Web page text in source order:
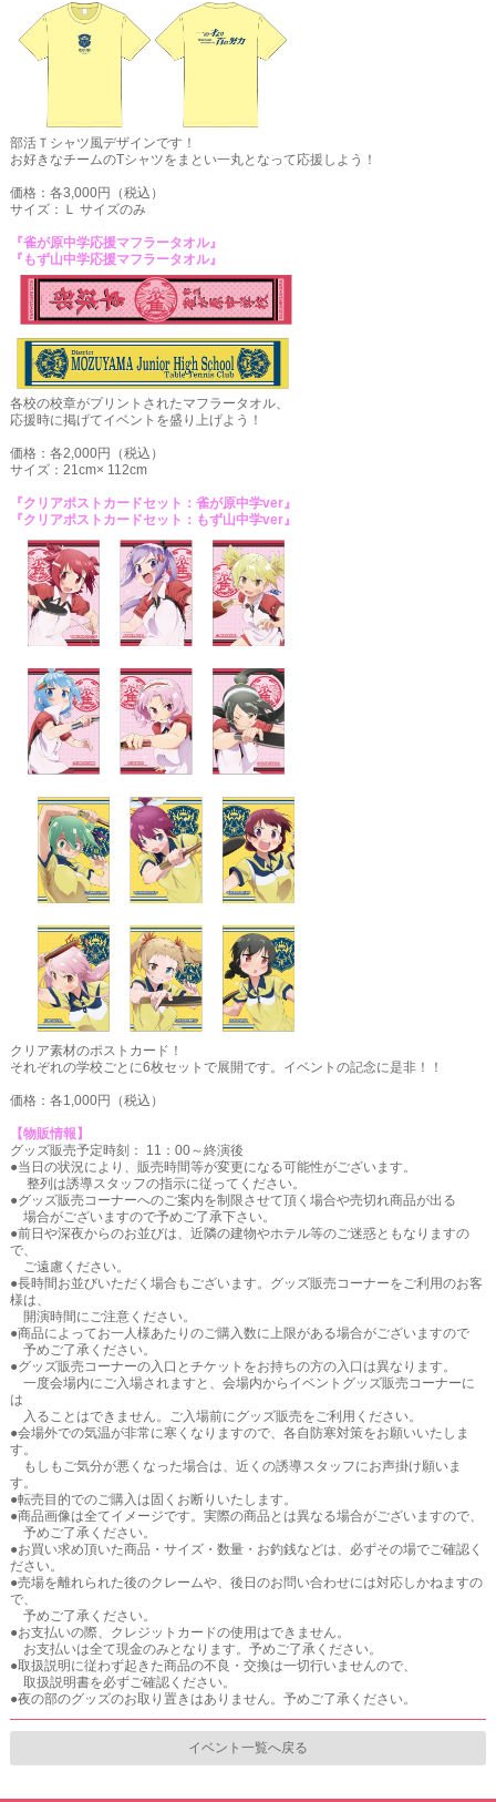
部活Ｔシャツ風デザインです！
お好きなチームのTシャツをまとい一丸となって応援しよう！
価格：各3,000円（税込）
サイズ：Ｌ サイズのみ
『雀が原中学応援マフラータオル』
『もず山中学応援マフラータオル』
各校の校章がプリントされたマフラータオル、
応援時に掲げてイベントを盛り上げよう！
価格：各2,000円（税込）
サイズ：21cm× 112cm
『クリアポストカードセット：雀が原中学ver』
『クリアポストカードセット：もず山中学ver』
クリア素材のポストカード！
それぞれの学校ごとに6枚セットで展開です。イベントの記念に是非！！
価格：各1,000円（税込）
【物販情報】
グッズ販売予定時刻： 11：00～終演後
●当日の状況により、販売時間等が変更になる可能性がございます。
整列は誘導スタッフの指示に従ってください。
●グッズ販売コーナーへのご案内を制限させて頂く場合や売切れ商品が出る
場合がございますので予めご了承下さい。
●前日や深夜からのお並びは、近隣の建物やホテル等のご迷惑ともなりますの
で、
ご遠慮ください。
●長時間お並びいただく場合もございます。グッズ販売コーナーをご利用のお客
様は、
開演時間にご注意ください。
●商品によってお一人様あたりのご購入数に上限がある場合がございますので
予めご了承ください。
●グッズ販売コーナーの入口とチケットをお持ちの方の入口は異なります。
一度会場内にご入場されますと、会場内からイベントグッズ販売コーナーに
は
入ることはできません。ご入場前にグッズ販売をご利用ください。
●会場外での気温が非常に寒くなりますので、各自防寒対策をお願いいたしま
す。
もしもご気分が悪くなった場合は、近くの誘導スタッフにお声掛け願いま
す。
●転売目的でのご購入は固くお断りいたします。
●商品画像は全てイメージです。実際の商品とは異なる場合がございますので、
予めご了承ください。
●お買い求め頂いた商品・サイズ・数量・お釣銭などは、必ずその場でご確認く
ださい。
●売場を離れられた後のクレームや、後日のお問い合わせには対応しかねますの
で、
予めご了承ください。
●お支払いの際、クレジットカードの使用はできません。
お支払いは全て現金のみとなります。予めご了承ください。
●取扱説明に従わず起きた商品の不良・交換は一切行いませんので、
取扱説明書を必ずご確認ください。
●夜の部のグッズのお取り置きはありません。予めご了承ください。
イベント一覧へ戻る